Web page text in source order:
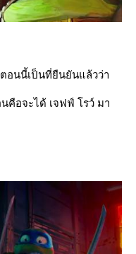
อนนี้เป็นที่ยืนยันแล้วว่า
คือจะได้ เจฟฟ์ โรว์ มา